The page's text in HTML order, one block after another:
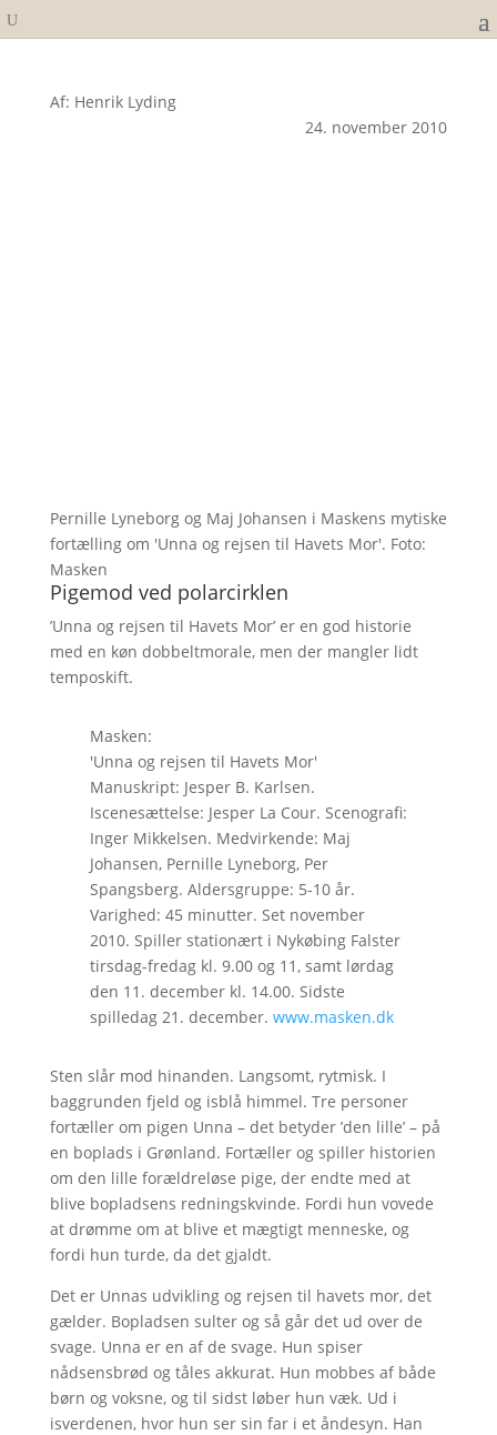
Af: Henrik Lyding
24. november 2010
Pernille Lyneborg og Maj Johansen i Maskens mytiske
fortælling om 'Unna og rejsen til Havets Mor'. Foto:
Masken
Pigemod ved polarcirklen
’Unna og rejsen til Havets Mor’ er en god historie
med en køn dobbeltmorale, men der mangler lidt
temposkift.
Masken:
'Unna og rejsen til Havets Mor'
Manuskript: Jesper B. Karlsen.
Iscenesættelse: Jesper La Cour. Scenografi:
Inger Mikkelsen. Medvirkende: Maj
Johansen, Pernille Lyneborg, Per
Spangsberg. Aldersgruppe: 5-10 år.
Varighed: 45 minutter. Set november
2010. Spiller stationært i Nykøbing Falster
tirsdag-fredag kl. 9.00 og 11, samt lørdag
den 11. december kl. 14.00. Sidste
spilledag 21. december. www.masken.dk
Sten slår mod hinanden. Langsomt, rytmisk. I
baggrunden fjeld og isblå himmel. Tre personer
fortæller om pigen Unna – det betyder ’den lille’ – på
en boplads i Grønland. Fortæller og spiller historien
om den lille forældreløse pige, der endte med at
blive bopladsens redningskvinde. Fordi hun vovede
at drømme om at blive et mægtigt menneske, og
fordi hun turde, da det gjaldt.
Det er Unnas udvikling og rejsen til havets mor, det
gælder. Bopladsen sulter og så går det ud over de
svage. Unna er en af de svage. Hun spiser
nådsensbrød og tåles akkurat. Hun mobbes af både
børn og voksne, og til sidst løber hun væk. Ud i
isverdenen, hvor hun ser sin far i et åndesyn. Han